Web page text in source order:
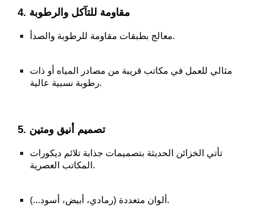
4. مقاومة للتآكل والرطوبة
معالج بطبقات مقاومة للرطوبة والصدأ.
مثالي للعمل في مكاتب قريبة من مصادر المياه أو ذات
رطوبة نسبية عالية.
5. تصميم أنيق ومتين
تأتي الخزائن الحديثة بتصميمات جذابة تلائم ديكورات
المكاتب العصرية.
ألوان متعددة (رمادي، أبيض، أسود...).